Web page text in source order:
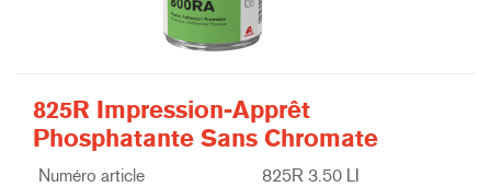
825R Impression-Apprêt
Phosphatante Sans Chromate
Numéro article 825R 3.50 LI